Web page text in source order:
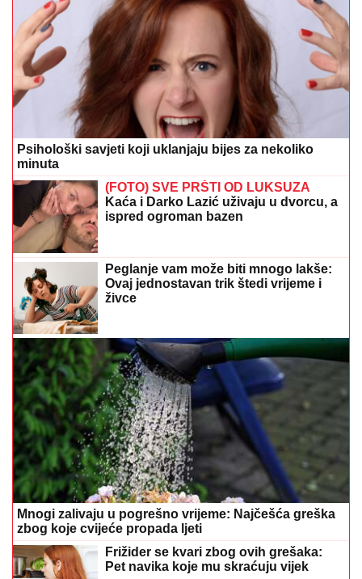
Psihološki savjeti koji uklanjaju bijes za nekoliko
minuta
(FOTO) SVE PRŠTI OD LUKSUZA
Kaća i Darko Lazić uživaju u dvorcu, a
ispred ogroman bazen
Peglanje vam može biti mnogo lakše:
Ovaj jednostavan trik štedi vrijeme i
živce
Mnogi zalivaju u pogrešno vrijeme: Najčešća greška
zbog koje cvijeće propada ljeti
Frižider se kvari zbog ovih grešaka:
Pet navika koje mu skraćuju vijek